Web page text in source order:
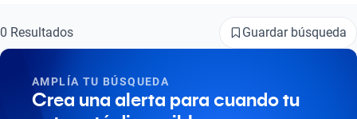
Busca por marca
Busca por modelo
0 Resultados Guardar búsqueda
AMPLÍA TU BÚSQUEDA
Crea una alerta para cuando tu